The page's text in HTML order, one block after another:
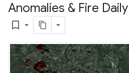
Anomalies & Fire
bookmark_border